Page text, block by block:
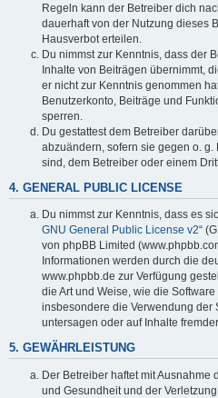
Regeln kann der Betreiber dich
dauerhaft von der Nutzung dieses
Hausverbot erteilen.
Du nimmst zur Kenntnis, dass der
Inhalte von Beiträgen übernimmt,
er nicht zur Kenntnis genommen
Benutzerkonto, Beiträge und
sperren.
Du gestattest dem Betreiber
abzuändern, sofern sie gegen o.
sind, dem Betreiber oder einem
4. GENERAL PUBLIC LICENSE
Du nimmst zur Kenntnis, dass es
GNU General Public License v2“
von phpBB Limited
Informationen werden durch die
www.phpbb.de zur Verfügung
die Art und Weise, wie die
insbesondere die Verwendung der
untersagen oder auf Inhalte
5. GEWÄHRLEISTUNG
Der Betreiber haftet mit Ausnahme
und Gesundheit und der